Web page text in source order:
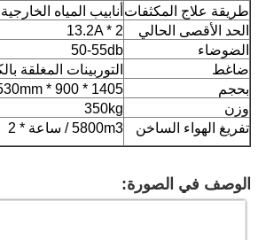
طريقة علاج المكثفات أنابيب المياه الخارجية
الحد الأقصى الحالي
13.2A * 2
الضوضاء
50-55db
ضاغط
التوربينات المغلقة
بحجم
1405 * 900 * 1530mm
وزن
350kg
تفريغ الهواء الساخن
5800m3 / ساعة * 2
الوصف في الصورة: